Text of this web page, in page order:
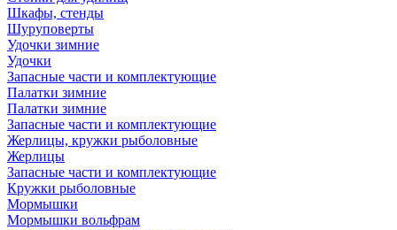
Шкафы, стенды
Шуруповерты
Удочки зимние
Удочки
Запасные части и комплектующие
Палатки зимние
Палатки зимние
Запасные части и комплектующие
Жерлицы, кружки рыболовные
Жерлицы
Запасные части и комплектующие
Кружки рыболовные
Мормышки
Мормышки вольфрам